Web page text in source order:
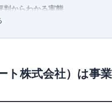
判からわかる実態
いる
ト株式会社）は事